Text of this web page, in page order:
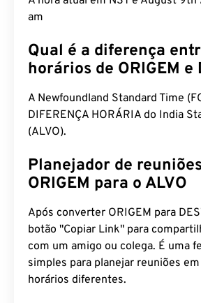
am
Qual é a diferença
horários de ORIGEM e
A Newfoundland Standard Time
DIFERENÇA HORÁRIA do India
(ALVO).
Planejador de
ORIGEM para o ALVO
Após converter ORIGEM para
botão "Copiar Link" para
com um amigo ou colega. É uma
simples para planejar reuniões
horários diferentes.